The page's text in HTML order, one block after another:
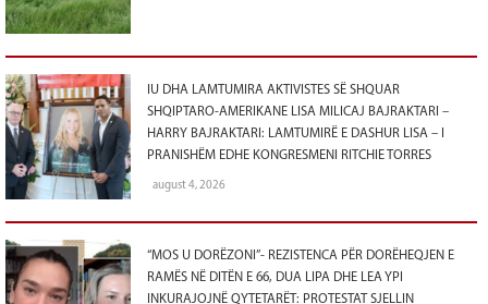
IU DHA LAMTUMIRA AKTIVISTES SË SHQUAR
SHQIPTARO-AMERIKANE LISA MILICAJ BAJRAKTARI –
HARRY BAJRAKTARI: LAMTUMIRË E DASHUR LISA – I
PRANISHËM EDHE KONGRESMENI RITCHIE TORRES
august 4, 2026
“MOS U DORËZONI”- REZISTENCA PËR DORËHEQJEN E
RAMËS NË DITËN E 66, DUA LIPA DHE LEA YPI
INKURAJOJNË QYTETARËT: PROTESTAT SJELLIN